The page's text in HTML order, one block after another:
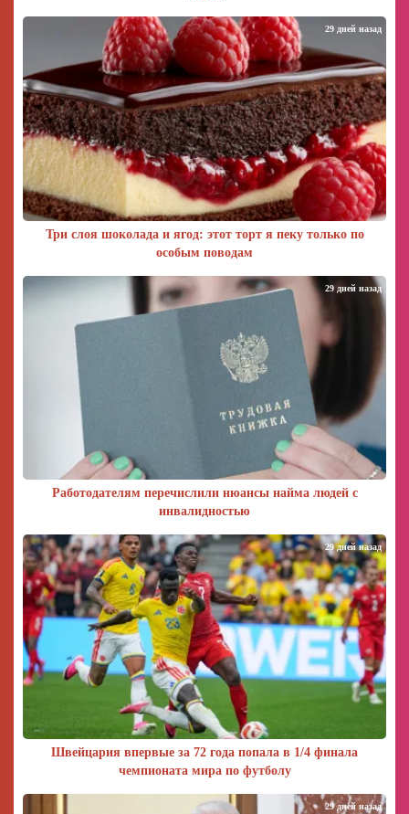
Три слоя шоколада и ягод: этот торт я пеку только по
особым поводам
29 дней назад
Работодателям перечислили нюансы найма людей с
инвалидностью
29 дней назад
Швейцария впервые за 72 года попала в 1/4 финала
чемпионата мира по футболу
29 дней назад
29 дней назад